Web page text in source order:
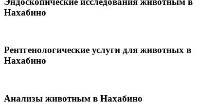
Нахабино
Рентгенологические услуги для животных в
Нахабино
Анализы животным в Нахабино